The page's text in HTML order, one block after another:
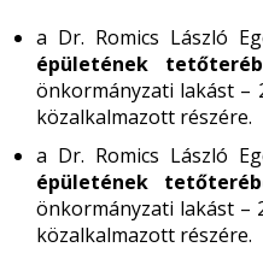
a Dr. Romics László
épületének
önkormányzati lakást –
közalkalmazott részére.
a Dr. Romics László
épületének
önkormányzati lakást –
közalkalmazott részére.